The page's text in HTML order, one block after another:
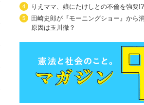
4 りえママ、娘にたけしとの不倫を強要!?
5
田崎史郎が『モーニングショー』から
原因は玉川徹？